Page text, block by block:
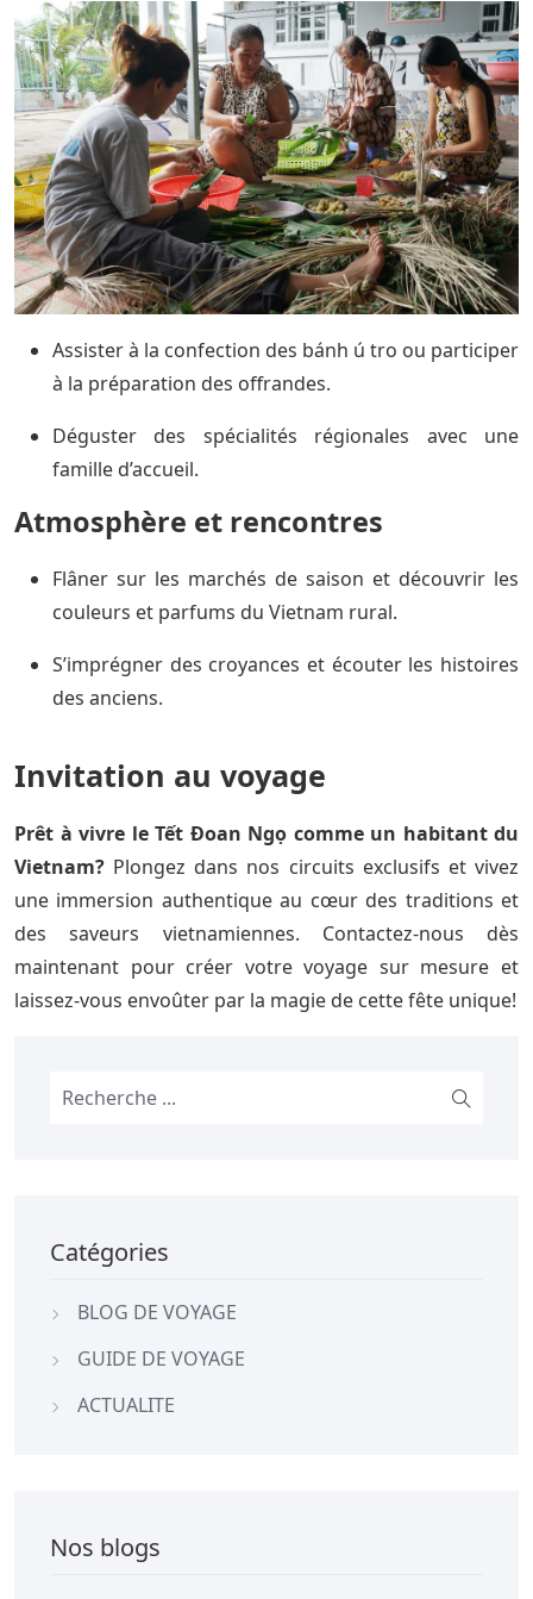
Assister à la confection des bánh ú tro ou participer
à la préparation des offrandes.
Déguster des spécialités régionales avec une
famille d’accueil.
Atmosphère et rencontres
Flâner sur les marchés de saison et découvrir les
couleurs et parfums du Vietnam rural.
S’imprégner des croyances et écouter les histoires
des anciens.
Invitation au voyage
Prêt à vivre le Tết Đoan Ngọ comme un habitant du
Vietnam? Plongez dans nos circuits exclusifs et vivez
une immersion authentique au cœur des traditions et
des saveurs vietnamiennes. Contactez-nous dès
maintenant pour créer votre voyage sur mesure et
laissez-vous envoûter par la magie de cette fête unique!
Catégories
BLOG DE VOYAGE
GUIDE DE VOYAGE
ACTUALITE
Nos blogs